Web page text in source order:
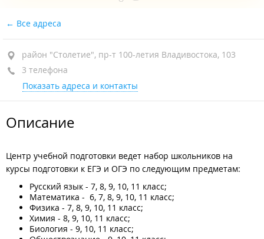
Все адреса
район "Столетие", пр-т 100-летия Владивостока, 103
3 телефона
Показать адреса и контакты
Описание
Центр учебной подготовки ведет набор школьников на
курсы подготовки к ЕГЭ и ОГЭ по следующим предметам:
Русский язык - 7, 8, 9, 10, 11 класс;
Математика - 6, 7, 8, 9, 10, 11 класс;
Физика - 7, 8, 9, 10, 11 класс;
Химия - 8, 9, 10, 11 класс;
Биология - 9, 10, 11 класс;